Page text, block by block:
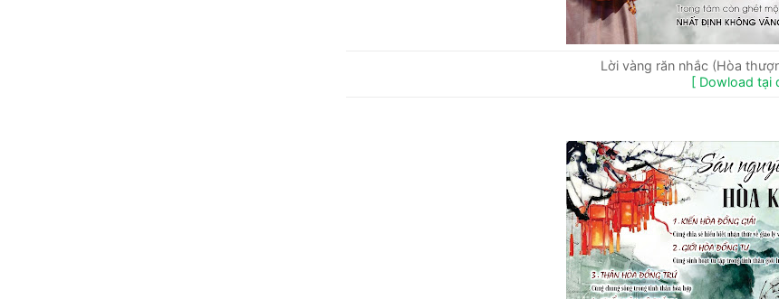
Lời vàng răn nhắc (Hòa
[ Dowload tại